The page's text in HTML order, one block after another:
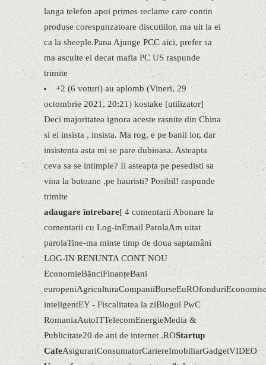
langa telefon apoi primes reclame care contin
produse corespunzatoare discutiilor, ma uit la ei
ca la sheeple.Pana Ajunge PCC aici, prefer sa
ma asculte ei decat mafia PC US raspunde
trimite
+2 (6 voturi) au aplomb (Vineri, 29
octombrie 2021, 20:21) kostake [utilizator]
Deci majoritatea ignora aceste rasnite din China
si ei insista , insista. Ma rog, e pe banii lor, dar
insistenta asta mi se pare dubioasa. Asteapta
ceva sa se intimple? Ii asteapta pe pesedisti sa
vina la butoane ,pe hauristi? Posibil! raspunde
trimite
adaugare întrebare[ 4 comentarii Abonare la
comentarii cu Log-inEmail ParolaAm uitat
parolaTine-ma minte timp de doua saptamâni
LOG-IN RENUNTA CONT NOU
EconomieBănciFinanțeBani
inteligentEY - Fiscalitatea la ziBlogul PwC
RomaniaAutoITTelecomEnergieMedia &
Publicitate20 de ani de internet .ROStartup
CafeAsigurariConsumatorCariereImobiliarGadgetVIDEO